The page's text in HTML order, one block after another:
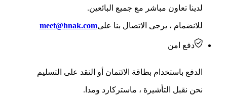
لدينا تعاون مباشر مع جميع البائعين.
للانضمام ، يرجى الاتصال بنا علىmeet@hnak.com
دفع امن
الدفع باستخدام بطاقة الائتمان أو النقد على التسليم
نحن نقبل التأشيرة ، ماستركارد ومدا.